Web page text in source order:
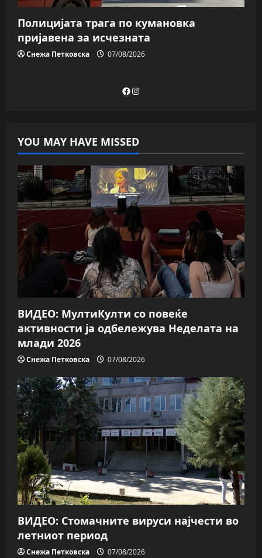
Полицијата трага пo кумановка
пријавена за исчезната
Снежа Петковска 07/08/2026
Facebook
Instagram
YOU MAY HAVE MISSED
ВИДЕО: МултиКулти со повеќе
активности ја одбележува Неделата на
млади 2026
Снежа Петковска 07/08/2026
ВИДЕО: Стомачните вируси најчести во
летниот период
Снежа Петковска 07/08/2026